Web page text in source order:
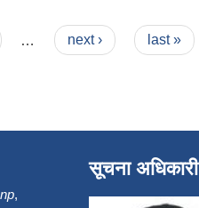
… next › last »
,
सूचना अधिकारी